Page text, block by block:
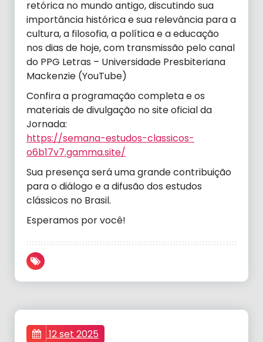
retórica no mundo antigo, discutindo sua
importância histórica e sua relevância para a
cultura, a filosofia, a política e a educação
nos dias de hoje, com transmissão pelo canal
do PPG Letras – Universidade Presbiteriana
Mackenzie (YouTube)
Confira a programação completa e os
materiais de divulgação no site oficial da
Jornada:
https://semana-estudos-classicos-
o6b17v7.gamma.site/
Sua presença será uma grande contribuição
para o diálogo e a difusão dos estudos
clássicos no Brasil.
Esperamos por você!
12 set 2025